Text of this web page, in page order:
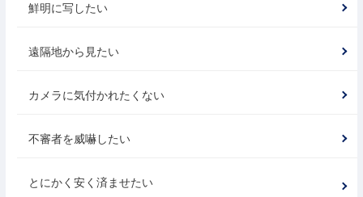
鮮明に写したい
遠隔地から見たい
カメラに気付かれたくない
不審者を威嚇したい
とにかく安く済ませたい